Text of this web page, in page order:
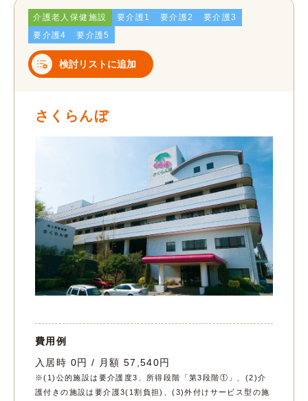
介護老人保健施設 要介護1 要介護2
要介護3
要介護4
要介護5
検討リストに追加
さくらんぼ
費用例
入居時 0円 / 月額 57,540円
※(1)公的施設は要介護度3、所得段階「第3段階①」、(2)介
護付きの施設は要介護3(1割負担)、(3)外付けサービス型の施